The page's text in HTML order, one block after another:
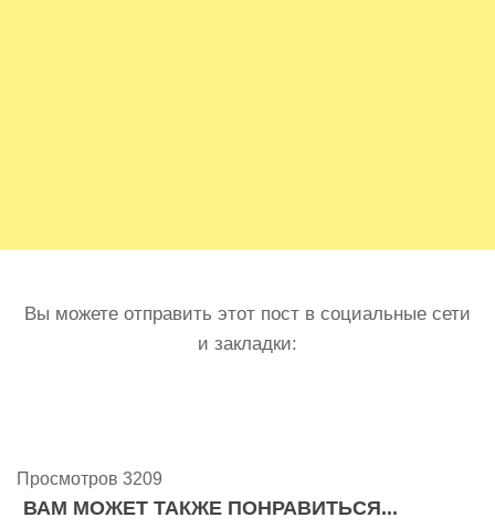
Вы можете отправить этот пост в социальные сети
и закладки:
Просмотров 3209
ВАМ МОЖЕТ ТАКЖЕ ПОНРАВИТЬСЯ...